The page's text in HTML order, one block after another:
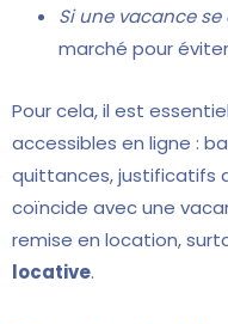
Si une vacance se
marché pour
Pour cela, il est
accessibles en ligne :
quittances, justificatifs
coïncide avec une
remise en location,
locative.